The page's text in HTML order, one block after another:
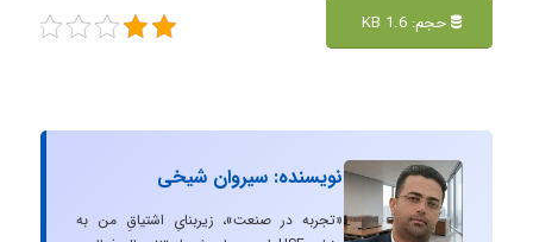
حجم: 1.6 KB
نویسنده: سیروان شیخی
«تجربه در صنعت»، زیربنایِ اشتیاقِ من به